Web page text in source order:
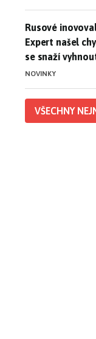
Rusové
Rusové
Expert našel
se snaží
NOVINKY
VŠECHNY